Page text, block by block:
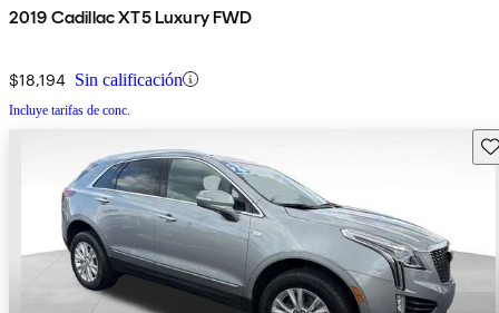
2019 Cadillac XT5 Luxury FWD
$18,194 Sin calificación
Incluye tarifas de conc.